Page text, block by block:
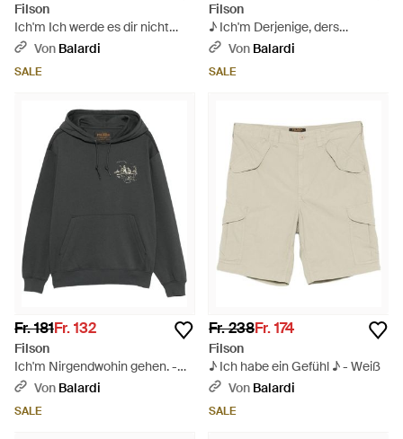
Filson
Ich'm Ich werde es dir nicht
sagen. - Natur
Von Balardi
SALE
Filson
♪ Ich'm Derjenige, ders
Verstanden ♪ - Grün
Von Balardi
SALE
Fr. 181Fr. 132
Filson
Ich'm Nirgendwohin gehen. -
Schwarz
Von Balardi
SALE
Fr. 238Fr. 174
Filson
♪ Ich habe ein Gefühl ♪ - Weiß
Von Balardi
SALE